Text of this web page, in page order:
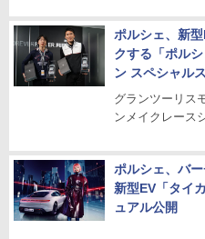
ポルシェ、新
クする「ポル
ン スペシャル
グランツーリス
ンメイクレース
ポルシェ、バ
新型EV「タイ
ュアル公開